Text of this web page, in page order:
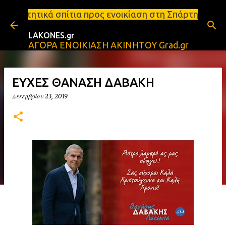
Μετάβαση στο κύριο περιεχόμενο
προς ενοικίαση στη Σπάρτη Ενοικιάσεις
LAKONES.gr
ΑΓΟΡΑ ΕΝΟΙΚΙΑΣΗ ΑΚΙΝΗΤΟΥ Grad.gr
ΕΥΧΕΣ ΘΑΝΑΣΗ ΔΑΒΑΚΗ
Δεκεμβρίου 23, 2019